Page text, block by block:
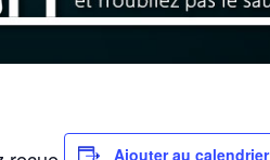
Ajouter au calendrier